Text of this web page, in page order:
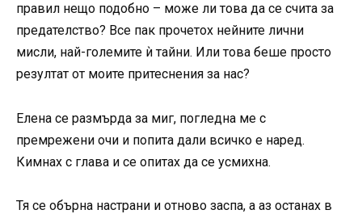
правил нещо подобно – може ли това да се счита за
предателство? Все пак прочетох нейните лични
мисли, най-големите ѝ тайни. Или това беше просто
резултат от моите притеснения за нас?
Елена се размърда за миг, погледна ме с
премрежени очи и попита дали всичко е наред.
Кимнах с глава и се опитах да се усмихна.
Тя се обърна настрани и отново заспа, а аз останах в